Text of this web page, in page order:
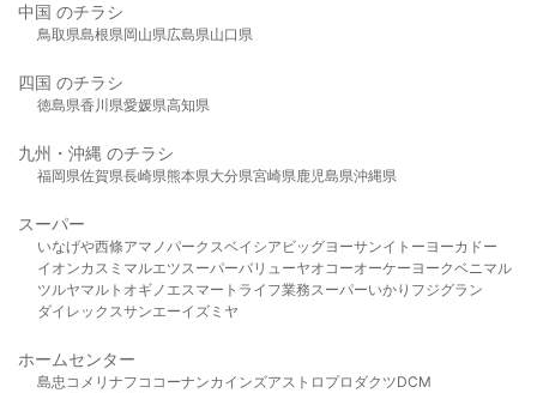
中国 のチラシ
鳥取県島根県岡山県広島県山口県
四国 のチラシ
徳島県香川県愛媛県高知県
九州・沖縄 のチラシ
福岡県佐賀県長崎県熊本県大分県宮崎県鹿児島県沖縄県
スーパー
いなげや西條アマノパークスベイシア ビッグヨーサンイトーヨーカドー
イオンカスミ マルエツスーパーバリューヤオコーオーケー ヨークベニマル
ツルヤマルト オギノ エスマート ライフ業務スーパーいかり フジグラン
ダイレックスサンエーイズミヤ
ホームセンター
島忠 コメリ ナフコ コーナンカインズアストロプロダクツDCM